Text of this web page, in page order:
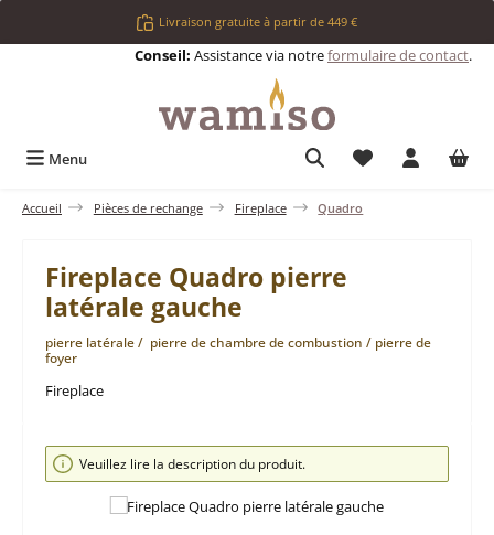
Passer au contenu principalLivraison gratuite à partir de 449 €
Conseil: Assistance via notreformulaire de contact.
Menu Vous avez 0
Accueil Pièces de rechange Fireplace Quadro
Fireplace Quadro pierre
latérale gauche
pierre latérale / pierre de chambre de combustion / pierre de
foyer
Fireplace
Ignorer la galerie d'images
Veuillez lire la description du produit.